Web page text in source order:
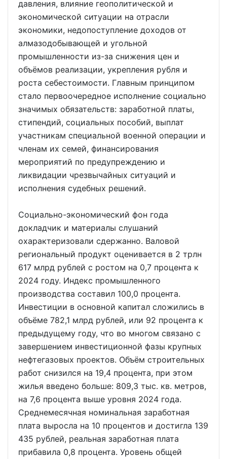
давления, влияние геополитической и
экономической ситуации на отрасли
экономики, недопоступление доходов от
алмазодобывающей и угольной
промышленности из-за снижения цен и
объёмов реализации, укрепления рубля и
роста себестоимости. Главным принципом
стало первоочередное исполнение социально
значимых обязательств: заработной платы,
стипендий, социальных пособий, выплат
участникам специальной военной операции и
членам их семей, финансирования
мероприятий по предупреждению и
ликвидации чрезвычайных ситуаций и
исполнения судебных решений.
Социально-экономический фон года
докладчик и материалы слушаний
охарактеризовали сдержанно. Валовой
региональный продукт оценивается в 2 трлн
617 млрд рублей с ростом на 0,7 процента к
2024 году. Индекс промышленного
производства составил 100,0 процента.
Инвестиции в основной капитал сложились в
объёме 782,1 млрд рублей, или 92 процента к
предыдущему году, что во многом связано с
завершением инвестиционной фазы крупных
нефтегазовых проектов. Объём строительных
работ снизился на 19,4 процента, при этом
жилья введено больше: 809,3 тыс. кв. метров,
на 7,6 процента выше уровня 2024 года.
Среднемесячная номинальная заработная
плата выросла на 10 процентов и достигла 139
435 рублей, реальная заработная плата
прибавила 0,8 процента. Уровень общей